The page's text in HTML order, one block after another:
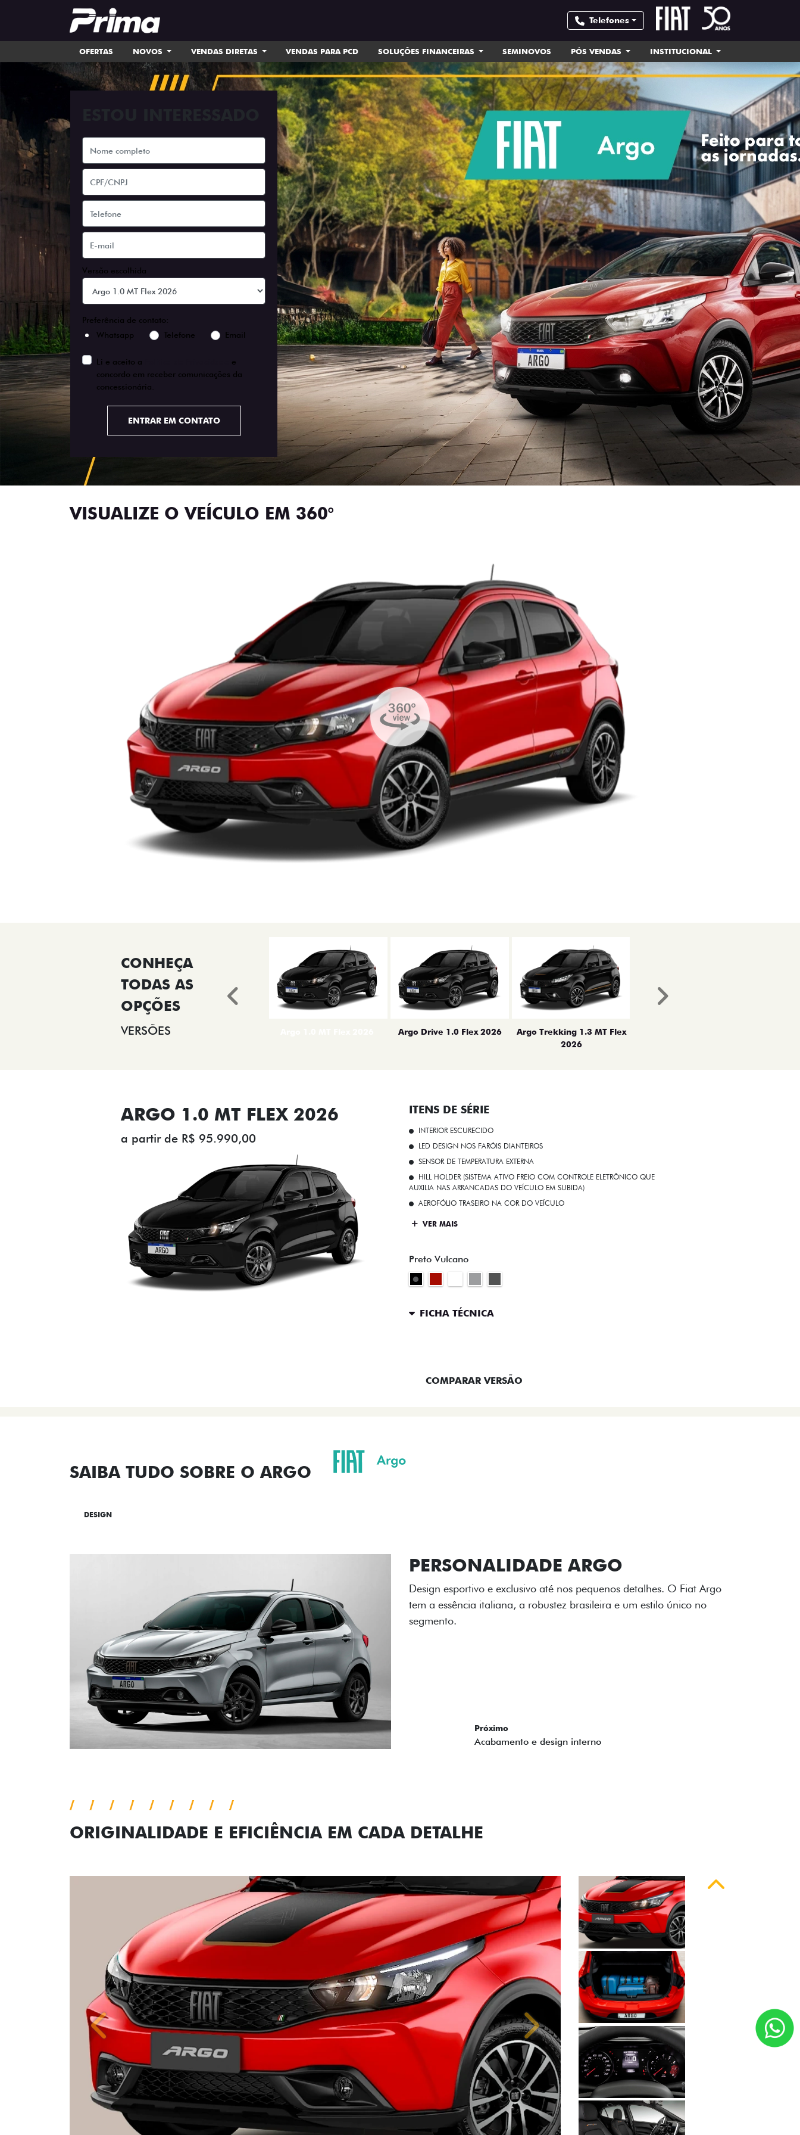
Telefones
OFERTAS NOVOS VENDAS DIRETAS VENDAS PARA PCD SOLUÇÕES FINANCEIRAS SEMINOVOS PÓS VENDAS INSTITUCIONAL
Versão escolhida
Preferência de contato:
Whatsapp
Telefone Email
Li e aceito a
e
concordo em receber comunicações da
concessionária.
ENTRAR EM CONTATO
VISUALIZE O VEÍCULO EM 360°
VERSÕES Argo Drive 1.0 Flex 2026
Argo Trekking 1.3 MT Flex
2026
Anterior Próximo
ARGO 1.0 MT FLEX 2026
a partir de R$ 95.990,00
ITENS DE SÉRIE
INTERIOR ESCURECIDO
LED DESIGN NOS FARÓIS DIANTEIROS
SENSOR DE TEMPERATURA EXTERNA
HILL HOLDER (SISTEMA ATIVO FREIO COM CONTROLE ELETRÔNICO QUE
AUXILIA NAS ARRANCADAS DO VEÍCULO EM SUBIDA)
AEROFÓLIO TRASEIRO NA COR DO VEÍCULO
VER MAIS
Preto Vulcano
FICHA TÉCNICA
COMPARAR VERSÃO
SAIBA TUDO SOBRE O ARGO
DESIGN
ACABAMENTO E DESIGN INTERNO
A flag italiana e o novo logo Fiat também aparecem no interior do
carro, que possui acabamento impecável e detalhes escurecidos.
ORIGINALIDADE E EFICIÊNCIA EM CADA DETALHE
Anterior Próximo